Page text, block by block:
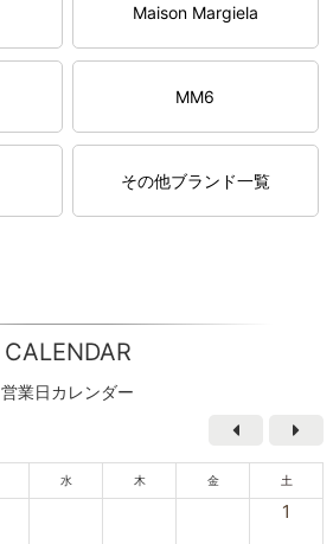
Maison Margiela
MM6
その他ブランド一覧
CALENDAR
営業日カレンダー
水 木 金 土
1